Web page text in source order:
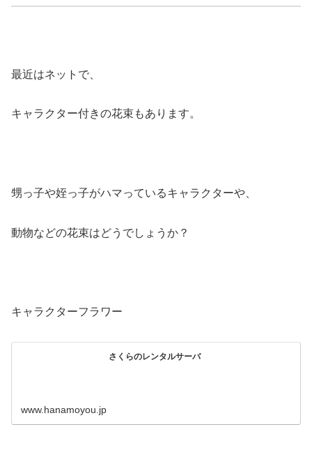
最近はネットで、
キャラクター付きの花束もあります。
甥っ子や姪っ子がハマっているキャラクターや、
動物などの花束はどうでしょうか？
キャラクターフラワー
さくらのレンタルサーバ
www.hanamoyou.jp